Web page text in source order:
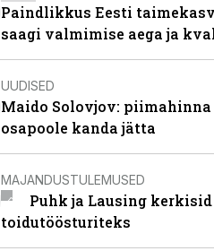
Paindlikkus Eesti
saagi valmimise aega ja
UUDISED
Maido Solovjov:
osapoole kanda jätta
MAJANDUSTULEMUSED
Puhk ja Lausing
toidutöösturiteks